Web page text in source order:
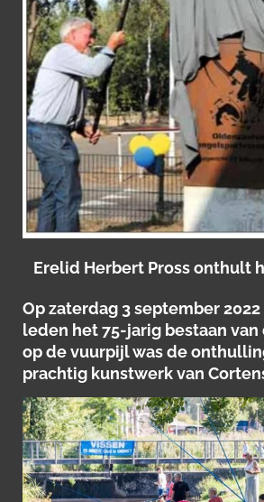
Erelid Herbert Pross onthult
Op zaterdag 3 september
leden het 75-jarig bestaan van
op de vuurpijl was de
prachtig kunstwerk van